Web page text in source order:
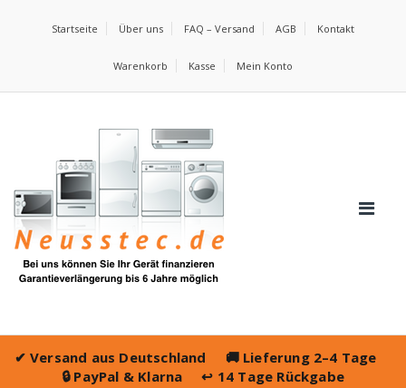
Startseite Über uns FAQ – Versand AGB Kontakt
Warenkorb Kasse Mein Konto
✔ Versand aus Deutschland 🚚 Lieferung 2–4 Tage
🔒 PayPal & Klarna ↩️ 14 Tage Rückgabe